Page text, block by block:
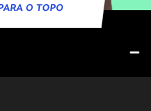
O TOPO